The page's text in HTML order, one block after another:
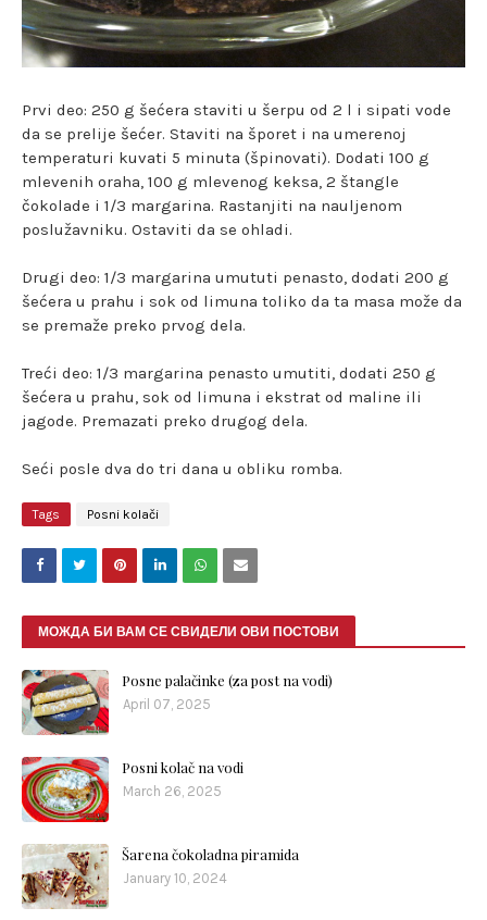
Prvi deo: 250 g šećera staviti u šerpu od 2 l i sipati vode
da se prelije šećer. Staviti na šporet i na umerenoj
temperaturi kuvati 5 minuta (špinovati). Dodati 100 g
mlevenih oraha, 100 g mlevenog keksa, 2 štangle
čokolade i 1/3 margarina. Rastanjiti na nauljenom
poslužavniku. Ostaviti da se ohladi.
Drugi deo: 1/3 margarina umututi penasto, dodati 200 g
šećera u prahu i sok od limuna toliko da ta masa može da
se premaže preko prvog dela.
Treći deo: 1/3 margarina penasto umutiti, dodati 250 g
šećera u prahu, sok od limuna i ekstrat od maline ili
jagode. Premazati preko drugog dela.
Seći posle dva do tri dana u obliku romba.
Tags Posni kolači
МОЖДА БИ ВАМ СЕ СВИДЕЛИ ОВИ ПОСТОВИ
Posne palačinke (za post na vodi)
April 07, 2025
Posni kolač na vodi
March 26, 2025
Šarena čokoladna piramida
January 10, 2024